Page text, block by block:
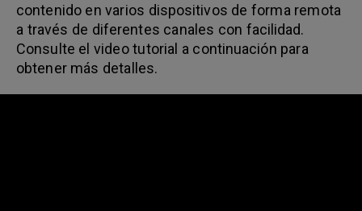
contenido en varios dispositivos de forma remota
a través de diferentes canales con facilidad.
Consulte el video tutorial a continuación para
obtener más detalles.